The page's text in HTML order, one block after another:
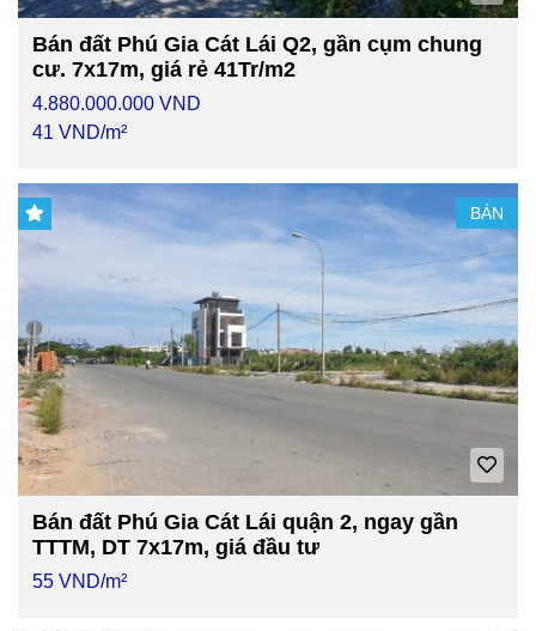
Bán đất Phú Gia Cát Lái Q2, gần cụm chung
cư. 7x17m, giá rẻ 41Tr/m2
4.880.000.000 VND
41 VND/m²
BÁN
Bán đất Phú Gia Cát Lái quận 2, ngay gần
TTTM, DT 7x17m, giá đầu tư
55 VND/m²